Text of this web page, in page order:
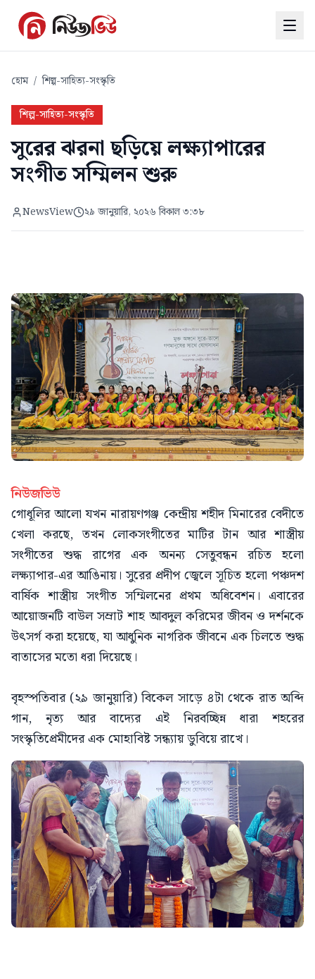
হোম / শিল্প-সাহিত্য-সংস্কৃতি
শিল্প-সাহিত্য-সংস্কৃতি
সুরের ঝরনা ছড়িয়ে লক্ষ্যাপারের
সংগীত সম্মিলন শুরু
NewsView ২৯ জানুয়ারি, ২০২৬ বিকাল ৩:৩৮
নিউজভিউ
গোধূলির আলো যখন নারায়ণগঞ্জ কেন্দ্রীয় শহীদ মিনারের বেদীতে
খেলা করছে, তখন লোকসংগীতের মাটির টান আর শাস্ত্রীয়
সংগীতের শুদ্ধ রাগের এক অনন্য সেতুবন্ধন রচিত হলো
লক্ষ্যাপার-এর আঙিনায়। সুরের প্রদীপ জ্বেলে সূচিত হলো পঞ্চদশ
বার্ষিক শাস্ত্রীয় সংগীত সম্মিলনের প্রথম অধিবেশন। এবারের
আয়োজনটি বাউল সম্রাট শাহ আবদুল করিমের জীবন ও দর্শনকে
উৎসর্গ করা হয়েছে, যা আধুনিক নাগরিক জীবনে এক চিলতে শুদ্ধ
বাতাসের মতো ধরা দিয়েছে।
বৃহস্পতিবার (২৯ জানুয়ারি) বিকেল সাড়ে ৪টা থেকে রাত অব্দি
গান, নৃত্য আর বাদ্যের এই নিরবচ্ছিন্ন ধারা শহরের
সংস্কৃতিপ্রেমীদের এক মোহাবিষ্ট সন্ধ্যায় ডুবিয়ে রাখে।